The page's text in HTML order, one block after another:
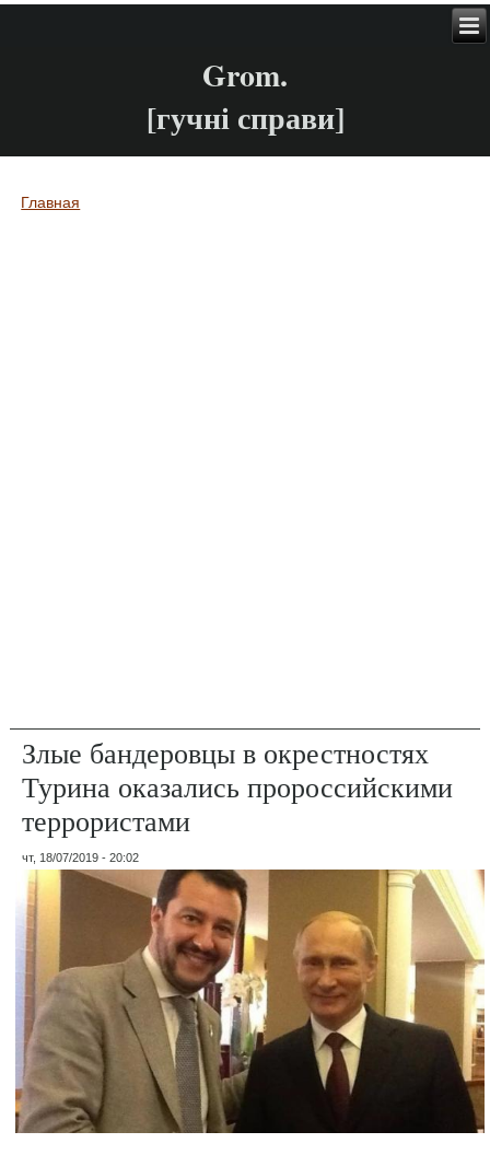
Grom.
[гучні справи]
Вы здесь
Главная
Злые бандеровцы в окрестностях
Турина оказались пророссийскими
террористами
чт, 18/07/2019 - 20:02